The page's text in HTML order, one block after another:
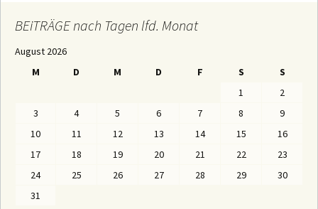
G
n
BEiTRÄGE nach Tagen lfd. Monat
August 2026
M
D M D F S S
1
2
3
4 5 6 7 8
9
10
11 12 13 14 15
16
17
18 19 20 21 22
23
24
25 26 27 28 29
30
31